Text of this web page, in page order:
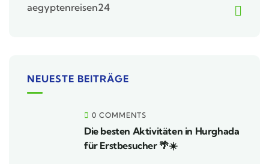
aegyptenreisen24
NEUESTE BEITRÄGE
0 COMMENTS
Die besten Aktivitäten in Hurghada
für Erstbesucher 🌴☀️